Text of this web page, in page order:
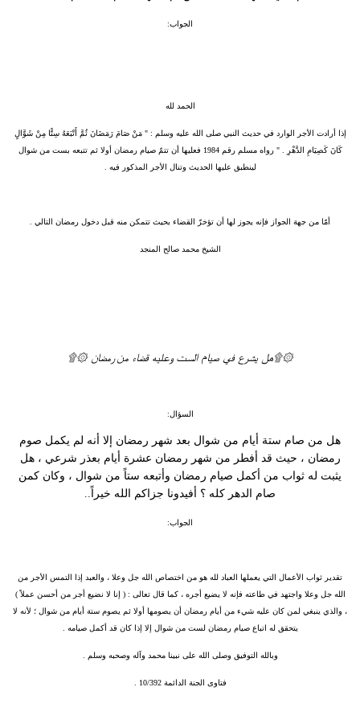
الجواب:
الحمد لله
إذا أرادت الأجر الوارد في حديث النبي صلى الله عليه وسلم : " مَنْ صَامَ رَمَضَانَ ثُمَّ أَتْبَعَهُ سِتًّا مِنْ شَوَّالٍ
كَانَ كَصِيَامِ الدَّهْرِ . " رواه مسلم رقم 1984 فعليها أن تتمّ صيام رمضان أولا ثم تتبعه بست من شوال
لينطبق عليها الحديث وتنال الأجر المذكور فيه .
أمّا من جهة الجواز فإنه يجوز لها أن تؤخرّ القضاء بحيث تتمكن منه قبل دخول رمضان التالي .
الشيخ محمد صالح المنجد
۞۩هل يشرع في صيام الست وعليه قضاء من رمضان ۞۩
السؤال:
هل من صام ستة أيام من شوال بعد شهر رمضان إلا أنه لم يكمل صوم
رمضان ، حيث قد أفطر من شهر رمضان عشرة أيام بعذر شرعي ، هل
يثبت له ثواب من أكمل صيام رمضان وأتبعه ستاً من شوال ، وكان كمن
صام الدهر كله ؟ أفيدونا جزاكم الله خيراً..
الجواب:
تقدير ثواب الأعمال التي يعملها العباد لله هو من اختصاص الله جل وعلا ، والعبد إذا التمس الأجر من
الله جل وعلا واجتهد في طاعته فإنه لا يضيع أجره ، كما قال تعالى : ( إنا لا نضيع أجر من أحسن عملاً )
، والذي ينبغي لمن كان عليه شيء من أيام رمضان أن يصومها أولا ثم يصوم ستة أيام من شوال ؛ لأنه لا
يتحقق له اتباع صيام رمضان لست من شوال إلا إذا كان قد أكمل صيامه .
وبالله التوفيق وصلى الله على نبينا محمد وآله وصحبه وسلم .
فتاوى الجنة الدائمة 10/392 .